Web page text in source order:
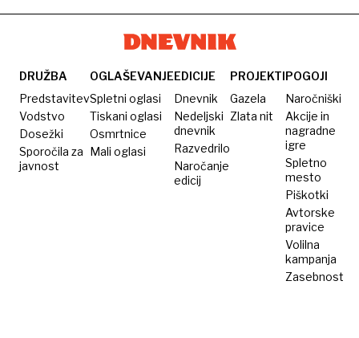
brez
zamrzovalnika
rastlinska
svarijo
strokovnjaki
omejujejo
tradicionalni
turški
zajtrk in
samopostrežne
bifeje
DRUŽBA
Predstavitev
Vodstvo
Dosežki
Sporočila za
javnost
OGLAŠEVANJE
Spletni oglasi
Tiskani oglasi
Osmrtnice
Mali oglasi
EDICIJE
Dnevnik
Nedeljski
dnevnik
Razvedrilo
Naročanje
edicij
PROJEKTI
Gazela
Zlata nit
POGOJI
Naročniški
Akcije in
nagradne
igre
Spletno
mesto
Piškotki
Avtorske
pravice
Volilna
kampanja
Zasebnost